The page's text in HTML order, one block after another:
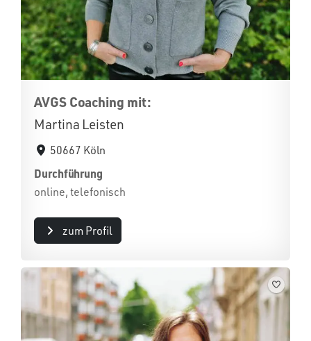
AVGS Coaching mit:
Martina Leisten
50667 Köln
Durchführung
online, telefonisch
zum Profil